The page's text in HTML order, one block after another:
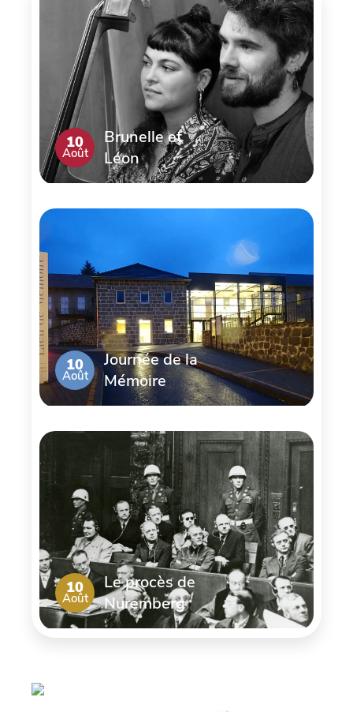
10
Août
Brunelle et
Léon
10
Août
Journée de la
Mémoire
10
Août
Le procès de
Nuremberg